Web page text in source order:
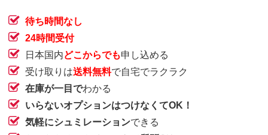
待ち時間なし
24時間受付
日本国内どこからでも申し込める
受け取りは送料無料で自宅でラクラク
在庫が一目でわかる
いらないオプションはつけなくてOK！
気軽にシュミレーションできる